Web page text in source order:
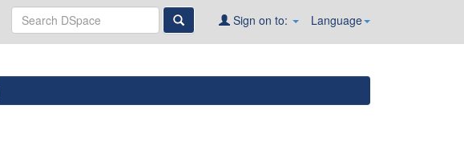
Language
Sign on to: